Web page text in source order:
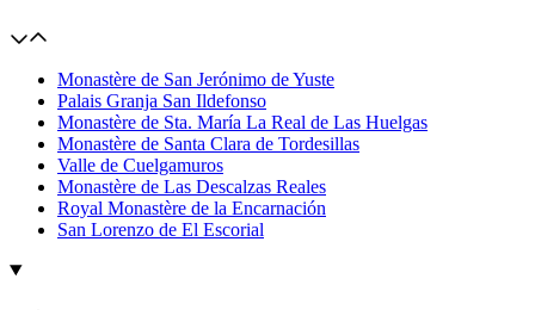
Monastère de San Jerónimo de Yuste
Palais Granja San Ildefonso
Monastère de Sta. María La Real de Las Huelgas
Monastère de Santa Clara de Tordesillas
Valle de Cuelgamuros
Monastère de Las Descalzas Reales
Royal Monastère de la Encarnación
San Lorenzo de El Escorial